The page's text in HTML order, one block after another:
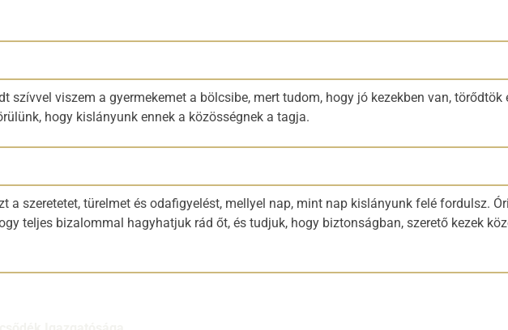
szívvel viszem a gyermekemet a bölcsibe, mert tudom, hogy jó kezekben van, törődtök
hogy kislányunk ennek a közösségnek a tagja.
a szeretetet, türelmet és odafigyelést, mellyel nap, mint nap kislányunk felé fordulsz.
teljes bizalommal hagyhatjuk rád őt, és tudjuk, hogy biztonságban, szerető kezek